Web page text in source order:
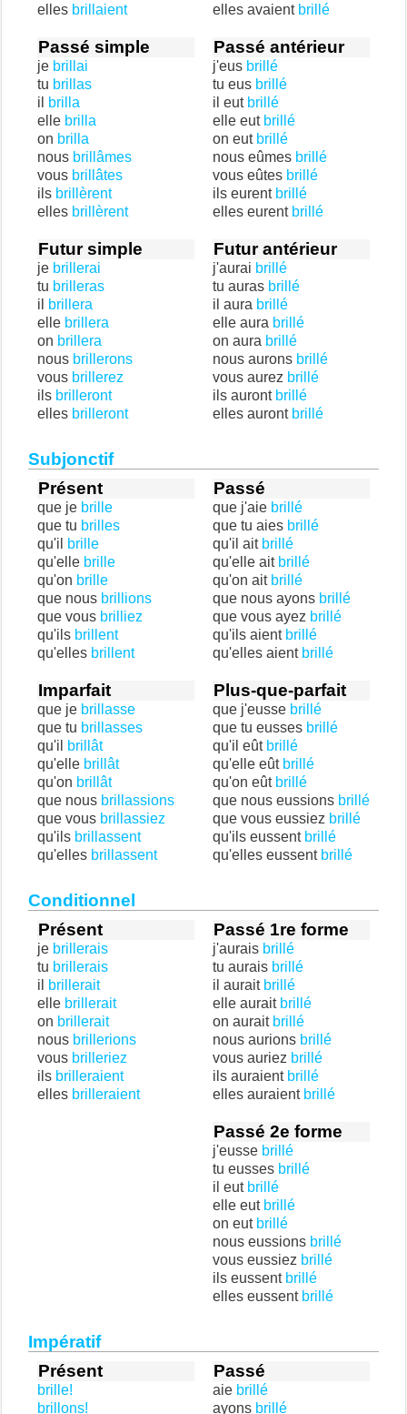
elles brillaient
elles avaient brillé
Passé simple
je brillai
tu brillas
il
brilla
elle brilla
on brilla
nous brillâmes
vous brillâtes
ils brillèrent
elles brillèrent
Passé antérieur
j'eus brillé
tu eus brillé
il eut brillé
elle eut brillé
on eut brillé
nous eûmes brillé
vous eûtes brillé
ils eurent brillé
elles eurent brillé
Futur simple
je brillerai
tu brilleras
il
brillera
elle brillera
on brillera
nous brillerons
vous brillerez
ils brilleront
elles brilleront
Futur antérieur
j'aurai brillé
tu auras brillé
il aura brillé
elle aura brillé
on aura brillé
nous aurons brillé
vous aurez brillé
ils auront brillé
elles auront brillé
Subjonctif
Présent
que je brille
que tu brilles
qu'il
brille
qu'elle brille
qu'on brille
que nous brillions
que vous brilliez
qu'ils brillent
qu'elles brillent
Passé
que j'aie brillé
que tu aies brillé
qu'il ait brillé
qu'elle ait brillé
qu'on ait brillé
que nous ayons brillé
que vous ayez brillé
qu'ils aient brillé
qu'elles aient brillé
Imparfait
que je brillasse
que tu brillasses
qu'il
brillât
qu'elle brillât
qu'on brillât
que nous brillassions
que vous brillassiez
qu'ils brillassent
qu'elles brillassent
Plus-que-parfait
que j'eusse brillé
que tu eusses brillé
qu'il eût brillé
qu'elle eût brillé
qu'on eût brillé
que nous eussions brillé
que vous eussiez brillé
qu'ils eussent brillé
qu'elles eussent brillé
Conditionnel
Présent
je brillerais
tu brillerais
il
brillerait
elle brillerait
on brillerait
nous brillerions
vous brilleriez
ils brilleraient
elles brilleraient
Passé 1re forme
j'aurais brillé
tu aurais brillé
il aurait brillé
elle aurait brillé
on aurait brillé
nous aurions brillé
vous auriez brillé
ils auraient brillé
elles auraient brillé
Passé 2e forme
j'eusse brillé
tu eusses brillé
il eut brillé
elle eut brillé
on eut brillé
nous eussions brillé
vous eussiez brillé
ils eussent brillé
elles eussent brillé
Impératif
Présent
brille!
brillons!
Passé
aie brillé
ayons brillé